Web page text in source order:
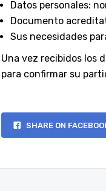
Datos personales:
Documento
Sus necesidades
Una vez recibidos los
para confirmar su
SHARE ON